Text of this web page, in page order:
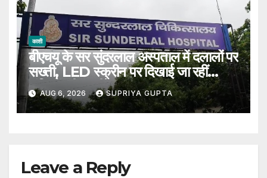
काशी
बीएचयू के सर सुंदरलाल अस्पताल में दलालों पर
सख्ती, LED स्क्रीन पर दिखाई जा रहीं
संदिग्धों की तस्वीरें
AUG 6, 2026 SUPRIYA GUPTA
Leave a Reply